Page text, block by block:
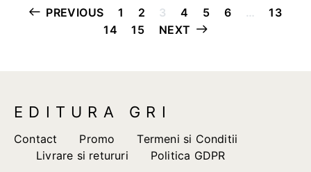
Paginație
articole
PREVIOUS 1 2 3 4 5 6 …
13
14
15 NEXT
EDITURA GRI
Contact Promo
Termeni si Conditii
Livrare si retururi
Politica GDPR